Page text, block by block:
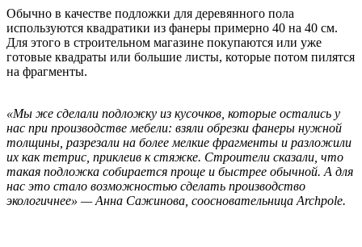
Обычно в качестве подложки для деревянного пола
используются квадратики из фанеры примерно 40 на 40 см.
Для этого в строительном магазине покупаются или уже
готовые квадраты или большие листы, которые потом пилятся
на фрагменты.
«Мы же сделали подложку из кусочков, которые остались у
нас при производстве мебели: взяли обрезки фанеры нужной
толщины, разрезали на более мелкие фрагменты и разложили
их как тетрис, приклеив к стяжке. Строители сказали, что
такая подложка собирается проще и быстрее обычной. А для
нас это стало возможностью сделать производство
экологичнее» — Анна Сажинова, соосновательница Archpole.